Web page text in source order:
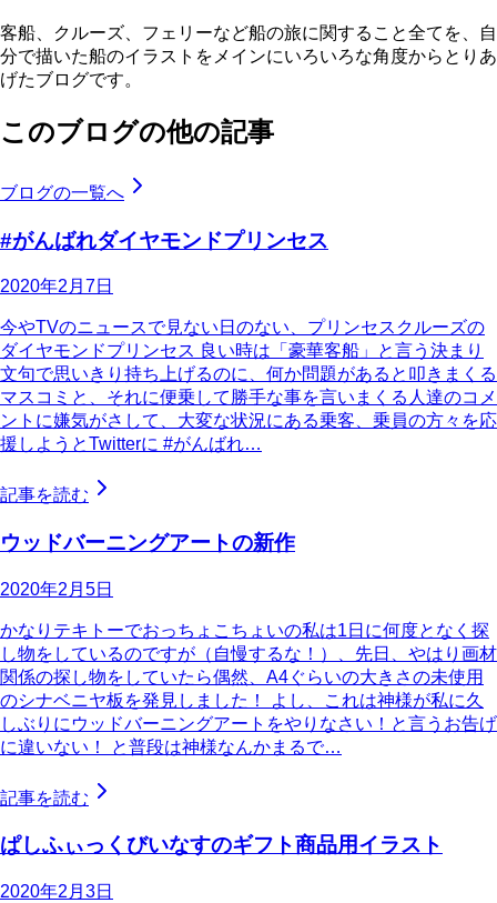
客船、クルーズ、フェリーなど船の旅に関すること全てを、自
分で描いた船のイラストをメインにいろいろな角度からとりあ
げたブログです。
このブログの他の記事
ブログの一覧へ
#がんばれダイヤモンドプリンセス
2020年2月7日
今やTVのニュースで見ない日のない、プリンセスクルーズの
ダイヤモンドプリンセス 良い時は「豪華客船」と言う決まり
文句で思いきり持ち上げるのに、何か問題があると叩きまくる
マスコミと、それに便乗して勝手な事を言いまくる人達のコメ
ントに嫌気がさして、大変な状況にある乗客、乗員の方々を応
援しようとTwitterに #がんばれ…
記事を読む
ウッドバーニングアートの新作
2020年2月5日
かなりテキトーでおっちょこちょいの私は1日に何度となく探
し物をしているのですが（自慢するな！）、先日、やはり画材
関係の探し物をしていたら偶然、A4ぐらいの大きさの未使用
のシナベニヤ板を発見しました！ よし、これは神様が私に久
しぶりにウッドバーニングアートをやりなさい！と言うお告げ
に違いない！ と普段は神様なんかまるで…
記事を読む
ぱしふぃっくびいなすのギフト商品用イラスト
2020年2月3日